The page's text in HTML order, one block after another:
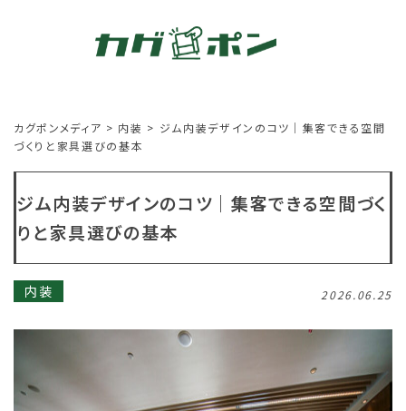
カグポンメディア > 内装 > ジム内装デザインのコツ｜集客できる空間
づくりと家具選びの基本
ジム内装デザインのコツ｜集客できる空間づく
りと家具選びの基本
内装 2026.06.25